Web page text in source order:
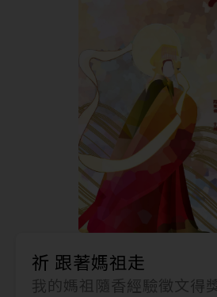
祈 跟著媽祖走
我的媽祖隨香經驗徵文得